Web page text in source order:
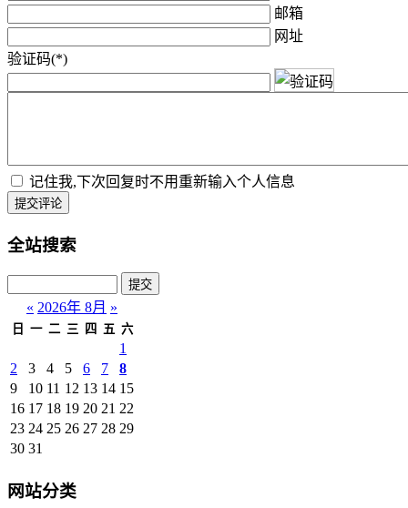
邮箱
网址
验证码(*)
记住我,下次回复时不用重新输入个人信息
提交评论
全站搜索
« 2026年 8月 »
日 一 二 三 四 五 六
1
2
3 4 5 6 7
8
9
10 11 12 13 14 15
16 17 18 19 20 21 22
23 24 25 26 27 28 29
30 31
网站分类